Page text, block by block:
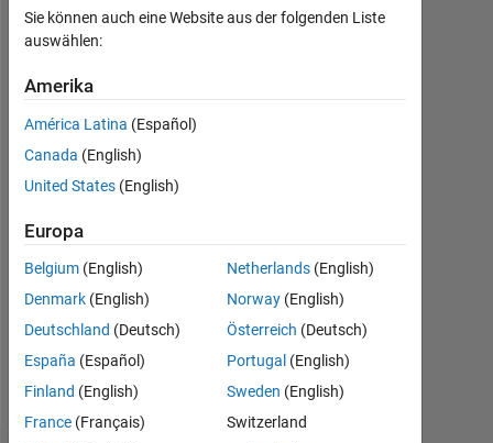
Jahre
Aktiv
seit
2014
0
Following:
0
Follow
Nachricht
Sie können auch eine Website aus der folgenden Liste
auswählen:
Amerika
América Latina (Español)
Canada (English)
United States (English)
Europa
Belgium (English)
Denmark (English)
Deutschland (Deutsch)
España (Español)
Finland (English)
France (Français)
Netherlands (English)
Norway (English)
Österreich (Deutsch)
Portugal (English)
Sweden (English)
Switzerland